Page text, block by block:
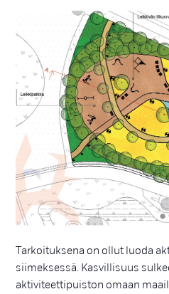
Tarkoituksena on ollut luoda
siimeksessä. Kasvillisuus
aktiviteettipuiston omaan